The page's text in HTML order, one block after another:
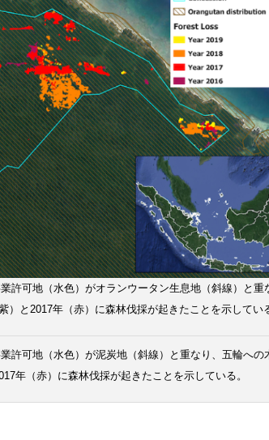
許可地（水色）がオランウータン生息地（斜線）と重
）と2017年（赤）に森林伐採が起きたことを示してい
許可地（水色）が泥炭地（斜線）と重なり、五輪への
年（赤）に森林伐採が起きたことを示している。